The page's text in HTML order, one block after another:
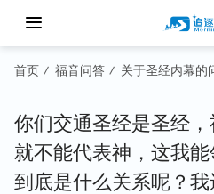
首页 / 福音问答 / 关于圣经内幕的
你们交通圣经是圣经
就不能代表神，这我
到底是什么关系呢？